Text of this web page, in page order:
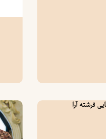
فرشته آرا